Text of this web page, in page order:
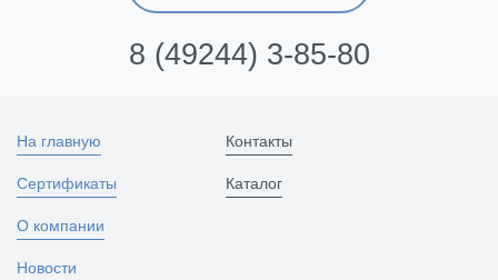
8 (49244) 3-85-80
На главную
Сертификаты
О компании
Новости
Контакты
Каталог